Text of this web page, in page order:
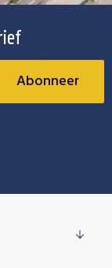
Abonneer